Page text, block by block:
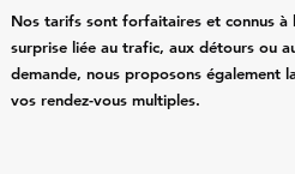
Nos tarifs sont forfaitaires et connus à
surprise liée au trafic, aux détours ou
demande, nous proposons également
vos rendez-vous multiples.